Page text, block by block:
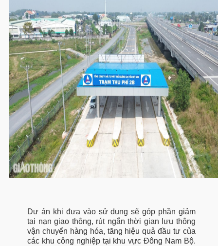
Dự án khi đưa vào sử dụng sẽ góp phần giảm
tai nạn giao thông, rút ngắn thời gian lưu thông
vận chuyển hàng hóa, tăng hiệu quả đầu tư của
các khu công nghiệp tại khu vực Đông Nam Bộ.